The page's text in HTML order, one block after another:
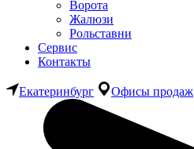
Ворота
Жалюзи
Рольставни
Сервис
Контакты
Екатеринбург Офисы продаж